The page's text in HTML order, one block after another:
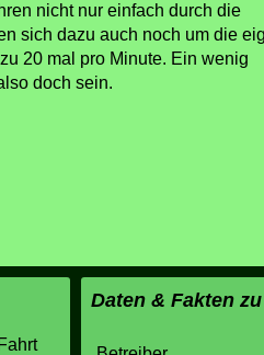
nicht nur einfach durch die
sich dazu auch noch um die
20 mal pro Minute. Ein wenig
doch sein.
Daten & Fakten